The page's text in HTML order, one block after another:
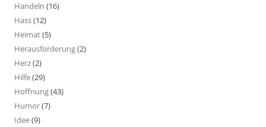
Handeln (16)
Hass(12)
Heimat(5)
Herausforderung(2)
Herz(2)
Hilfe(29)
Hoffnung(43)
Humor(7)
Idee(9)